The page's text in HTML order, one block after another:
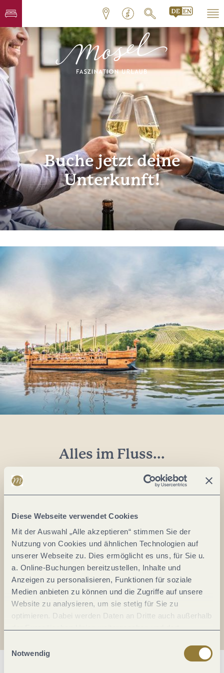
Diese Webseite verwendet Cookies
Mit der Auswahl „Alle akzeptieren“ stimmen Sie der
Nutzung von Cookies und ähnlichen Technologien auf
unserer Webseite zu. Dies ermöglicht es uns, für Sie u.
a. Online-Buchungen bereitzustellen, Inhalte und
Anzeigen zu personalisieren, Funktionen für soziale
Medien anbieten zu können und die Zugriffe auf unsere
Website zu analysieren, um sie stetig für Sie zu
optimieren. Dabei werden Daten an Dritte auch außerhalb
jederzeit widerrufen werden. Mit der Auswahl "Alle
ablehnen" kann es zu Beeinträchtigungen in der Nutzung
Notwendig
Buche jetzt deine
Unterkunft!
Alles im Fluss...
Mosel im Abo: Mit unserem Newsletter
keine Neuigkeiten mehr verpassen!
E-
Adresse:
*
Ich erkläre mich mit derDatenschutzerklärung
einverstanden.
Auch den Mosel-Podcast gibt's im Abo...
Jetzt reinhören!